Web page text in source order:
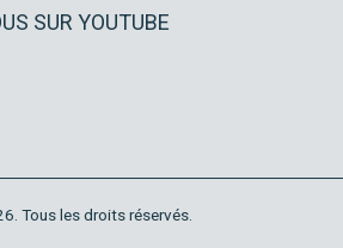
SUR YOUTUBE
Tous les droits réservés.